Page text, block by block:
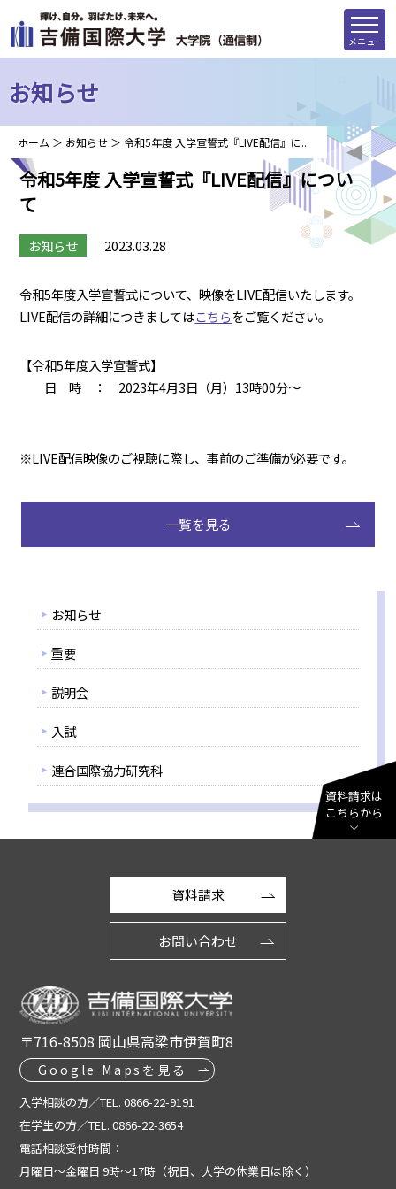
メニュー
お知らせ
ホーム ＞ お知らせ ＞ 令和5年度 入学宣誓式『LIVE配信』に...
令和5年度 入学宣誓式『LIVE配信』につい
て
お知らせ 2023.03.28
令和5年度入学宣誓式について、映像をLIVE配信いたします。
LIVE配信の詳細につきましてはこちらをご覧ください。
【令和5年度入学宣誓式】
日 時 ： 2023年4月3日（月）13時00分～
※LIVE配信映像のご視聴に際し、事前のご準備が必要です。
一覧を見る
お知らせ
重要
説明会
入試
連合国際協力研究科
資料請求は
こちらから
資料請求
お問い合わせ
〒716-8508 岡山県高梁市伊賀町8
Google Mapsを見る
入学相談の方／TEL. 0866-22-9191
在学生の方／TEL. 0866-22-3654
電話相談受付時間：
月曜日～金曜日 9時～17時（祝日、大学の休業日は除く）